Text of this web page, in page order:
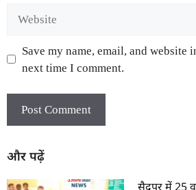
Save my name, email, and website
next time I comment.
और पढ़ें
सैदपुर में 25